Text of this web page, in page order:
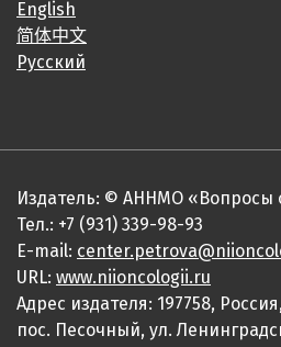
English
简体中文
Русский
Издатель: © АННМО «Вопросы
Тел.: +7 (931) 339-98-93
E-mail:
URL: www.niioncologii.ru
Адрес издателя: 197758,
пос. Песочный, ул.